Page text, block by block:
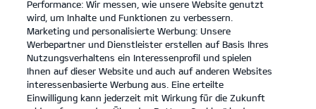
Performance: Wir messen, wie unsere Website genutzt
wird, um Inhalte und Funktionen zu verbessern.
Marketing und personalisierte Werbung: Unsere
Werbepartner und Dienstleister erstellen auf Basis Ihres
Nutzungsverhaltens ein Interessenprofil und spielen
Ihnen auf dieser Website und auch auf anderen Websites
interessenbasierte Werbung aus. Eine erteilte
Einwilligung kann jederzeit mit Wirkung für die Zukunft